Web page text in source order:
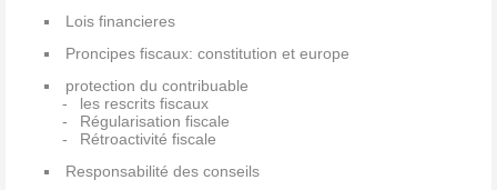
Lois financieres
Proncipes fiscaux: constitution et europe
protection du contribuable
les rescrits fiscaux
Régularisation fiscale
Rétroactivité fiscale
Responsabilité des conseils